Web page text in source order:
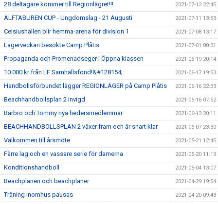
28 deltagare kommer till Regionlägret!!! 2021-07-13 22:45
ALFTABUREN CUP - Ungdomslag - 21 Augusti 2021-07-11 13:53
Celsiushallen blir hemma-arena för division 1 2021-07-08 13:17
Lägerveckan besökte Camp Plåtis 2021-07-01 00:31
Propaganda och Promenadseger i Öppna klassen 2021-06-19 20:14
10.000 kr från LF Samhällsfond!&#128154; 2021-06-17 19:53
Handbollsförbundet lägger REGIONLÄGER på Camp Plåtis 2021-06-16 22:33
Beachhandbollsplan 2 invigd 2021-06-16 07:52
Barbro och Tommy nya hedersmedlemmar 2021-06-13 20:11
BEACHHANDBOLLSPLAN 2 växer fram och är snart klar 2021-06-07 23:30
Välkommen till årsmöte 2021-05-21 12:45
Färre lag och en vassare serie för damerna 2021-05-20 11:19
Konditionshandboll 2021-05-04 13:07
Beachplanen och beachplaner 2021-04-29 19:54
Träning inomhus pausas 2021-04-20 09:43